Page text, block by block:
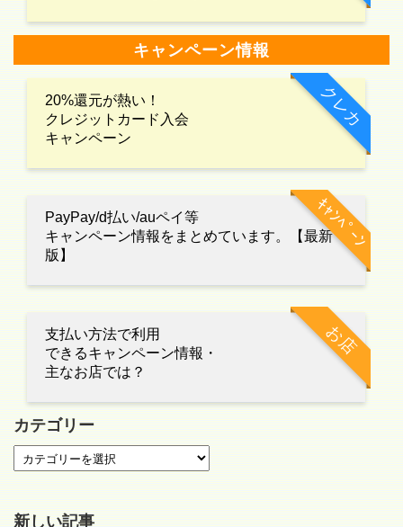
キャンペーン情報
クレカ
20%還元が熱い！
クレジットカード入会
キャンペーン
ｷｬﾝﾍﾟｰﾝ
PayPay/d払い/auペイ等
キャンペーン情報をまとめています。【最新
版】
お店
支払い方法で利用
できるキャンペーン情報・
主なお店では？
カテゴリー
新しい記事